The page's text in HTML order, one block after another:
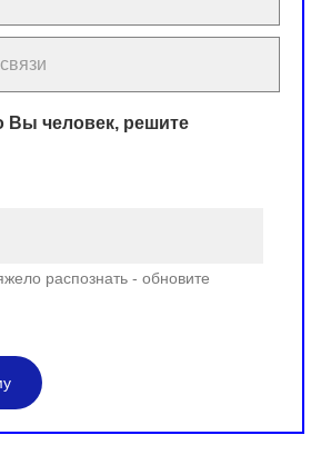
Вы человек, решите
распознать - обновите